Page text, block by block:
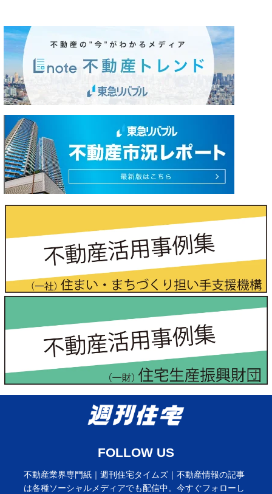
FOLLOW US
不動産業界専門紙｜週刊住宅タイムズ｜不動産情報の記事
は各種ソーシャルメディアでも配信中。今すぐフォローし